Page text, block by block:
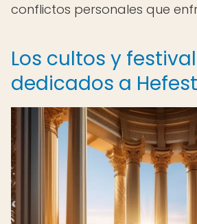
conflictos personales que
Los cultos y
dedicados a